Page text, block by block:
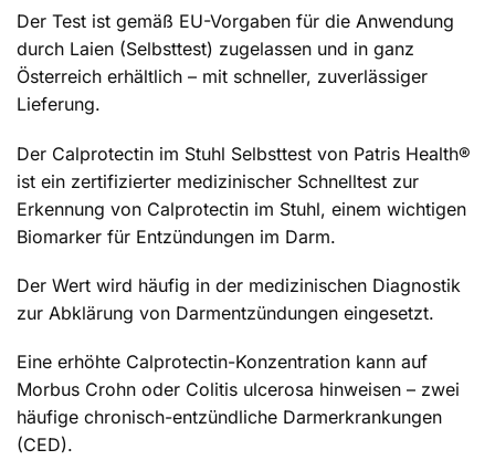
Der Test ist gemäß EU-Vorgaben für die Anwendung
durch Laien (Selbsttest) zugelassen und in ganz
Österreich erhältlich – mit schneller, zuverlässiger
Lieferung.
Der Calprotectin im Stuhl Selbsttest von Patris Health®
ist ein zertifizierter medizinischer Schnelltest zur
Erkennung von Calprotectin im Stuhl, einem wichtigen
Biomarker für Entzündungen im Darm.
Der Wert wird häufig in der medizinischen Diagnostik
zur Abklärung von Darmentzündungen eingesetzt.
Eine erhöhte Calprotectin-Konzentration kann auf
Morbus Crohn oder Colitis ulcerosa hinweisen – zwei
häufige chronisch-entzündliche Darmerkrankungen
(CED).